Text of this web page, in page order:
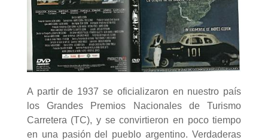
A partir de 1937 se oficializaron en nuestro país
los Grandes Premios Nacionales de Turismo
Carretera (TC), y se convirtieron en poco tiempo
en una pasión del pueblo argentino. Verdaderas